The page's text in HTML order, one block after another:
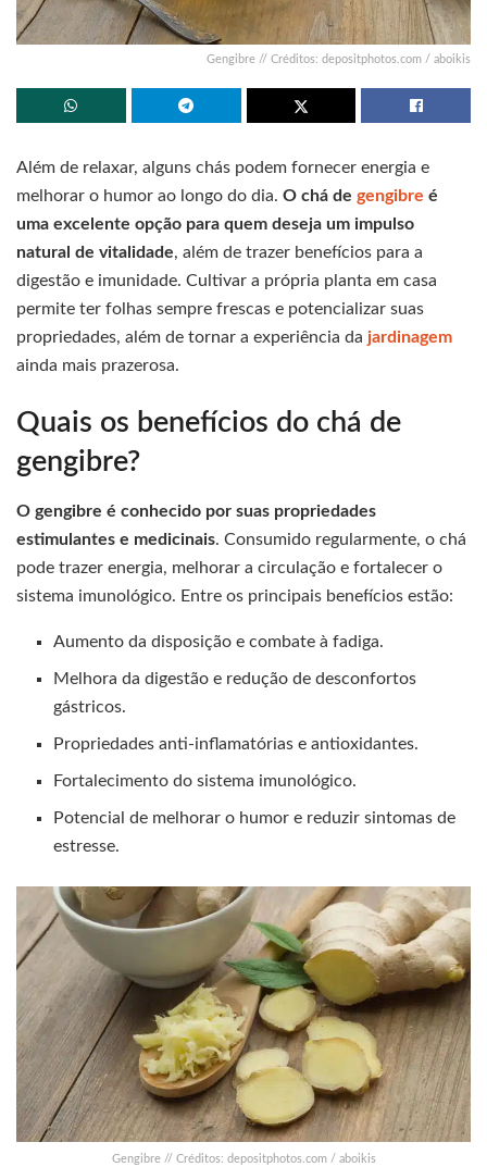
Gengibre // Créditos: depositphotos.com / aboikis
Além de relaxar, alguns chás podem fornecer energia e
melhorar o humor ao longo do dia. O chá de gengibre é
uma excelente opção para quem deseja um impulso
natural de vitalidade, além de trazer benefícios para a
digestão e imunidade. Cultivar a própria planta em casa
permite ter folhas sempre frescas e potencializar suas
propriedades, além de tornar a experiência da jardinagem
ainda mais prazerosa.
Quais os benefícios do chá de
gengibre?
O gengibre é conhecido por suas propriedades
estimulantes e medicinais. Consumido regularmente, o chá
pode trazer energia, melhorar a circulação e fortalecer o
sistema imunológico. Entre os principais benefícios estão:
Aumento da disposição e combate à fadiga.
Melhora da digestão e redução de desconfortos
gástricos.
Propriedades anti-inflamatórias e antioxidantes.
Fortalecimento do sistema imunológico.
Potencial de melhorar o humor e reduzir sintomas de
estresse.
Gengibre // Créditos: depositphotos.com / aboikis